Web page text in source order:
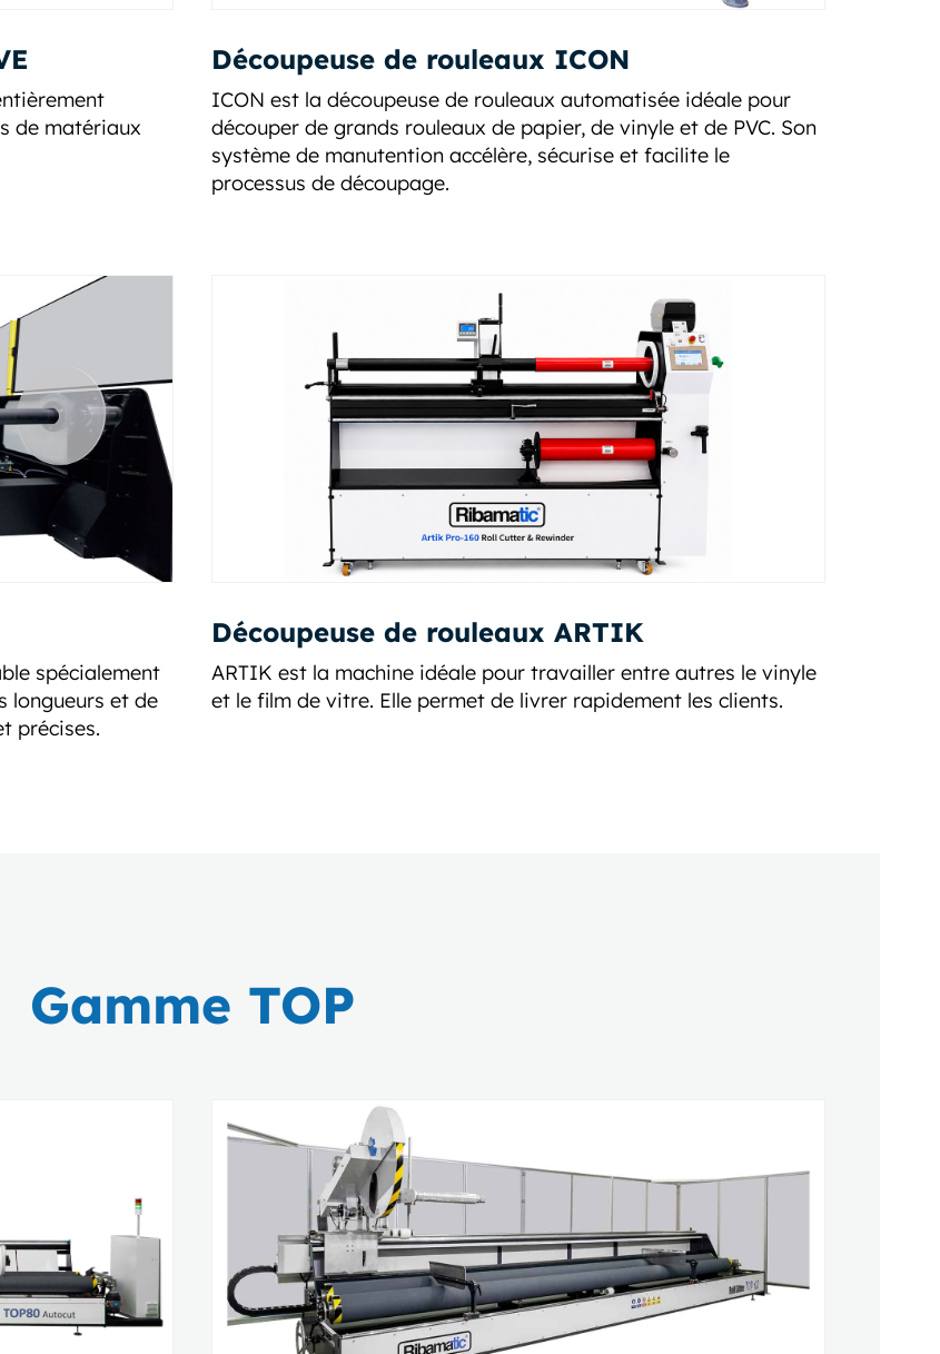
de matériaux
Découpeuse de rouleaux ICON
ICON est la découpeuse de rouleaux automatisée idéale pour
découper de grands rouleaux de papier, de vinyle et de PVC. Son
système de manutention accélère, sécurise et facilite le
processus de découpage.
spécialement
longueurs et de
précises.
Découpeuse de rouleaux ARTIK
ARTIK est la machine idéale pour travailler entre autres le vinyle
et le film de vitre. Elle permet de livrer rapidement les clients.
Gamme TOP